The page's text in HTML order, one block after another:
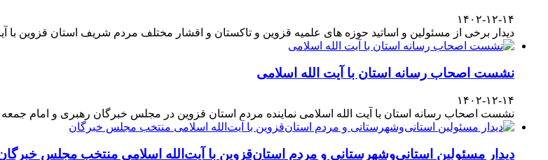
۱۴۰۲-۱۲-۱۴
دیدار برخی از مسئولین و اساتید حوزه های علمیه قزوین و تاکستان و اقشار مختلف مردم شریف استان قزوین
نشست اصحاب رسانه استان با آیت الله اسلامی
۱۴۰۲-۱۲-۱۴
نشست اصحاب رسانه استان با آیت الله اسلامی نماینده مردم استان قزوین در مجلس خبرگان رهبری و امام جمعه
دیدار مسئولین استانی‌وشهرستانی و مردم‌ استان‌قزوین با آیت‌الله‌ اسلامی منتخب مجلس‌